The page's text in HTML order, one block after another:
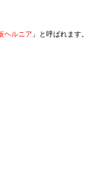
ヘルニア 」と呼ばれます。